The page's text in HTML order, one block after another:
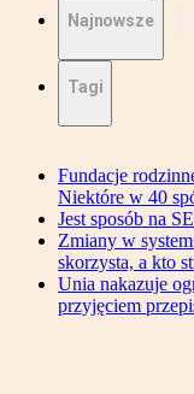
Najnowsze
Tagi
Fundacje
Niektóre w 40
Jest sposób na
Zmiany w
skorzysta, a kto
Unia nakazuje
przyjęciem